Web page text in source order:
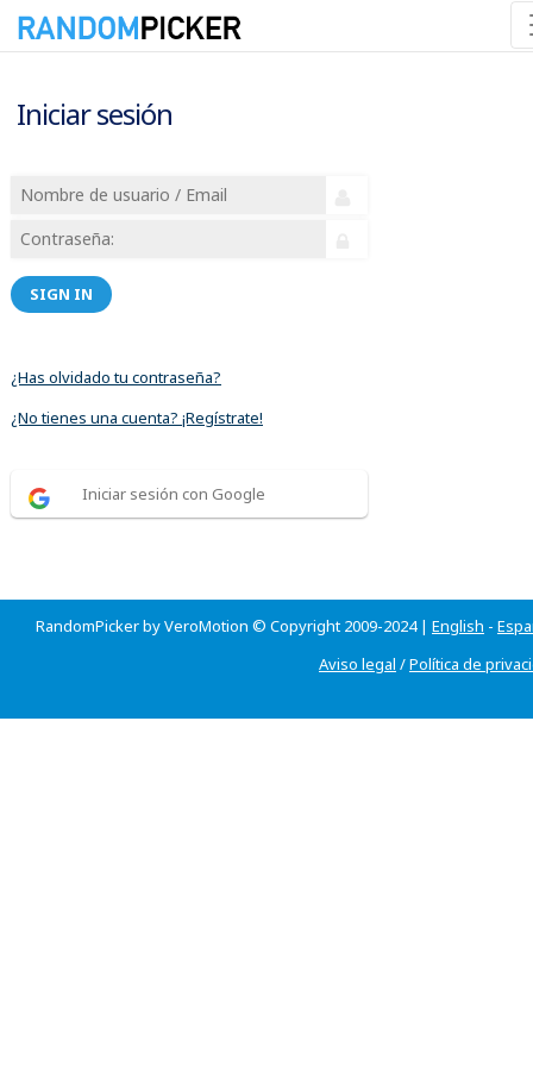
Iniciar sesión
SIGN IN
¿Has olvidado tu contraseña?
¿No tienes una cuenta? ¡Regístrate!
Iniciar sesión con Google
RandomPicker by VeroMotion © Copyright 2009-2024 | English -
Aviso legal /Política de